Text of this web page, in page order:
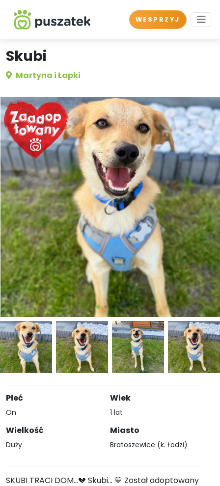
WESPRZYJ
Skubi
Martyna i Łapki
Płeć
On
Wielkość
Duży
Wiek
1 lat
Miasto
Bratoszewice (k. Łodzi)
SKUBI TRACI DOM…💔 Skubi… 💛 Został adoptowany